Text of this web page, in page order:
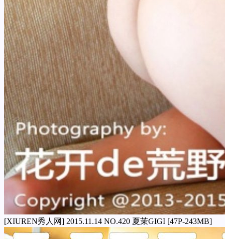
[XIUREN秀人网] 2015.11.14 NO.420 夏茉GIGI [47P-243MB]